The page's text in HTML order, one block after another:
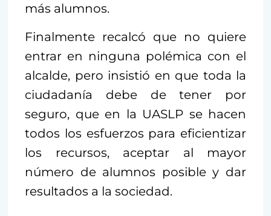
más alumnos.
Finalmente recalcó que no quiere
entrar en ninguna polémica con el
alcalde, pero insistió en que toda la
ciudadanía debe de tener por
seguro, que en la UASLP se hacen
todos los esfuerzos para eficientizar
los recursos, aceptar al mayor
número de alumnos posible y dar
resultados a la sociedad.